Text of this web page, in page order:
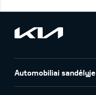
Automobiliai sandėlyje